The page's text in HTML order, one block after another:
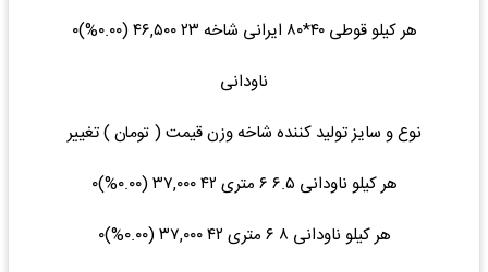
هر کیلو قوطی ۴۰*۸۰ ایرانی شاخه ۲۳ ۴۶,۵۰۰ (۰.۰۰%)۰
ناودانی
نوع و سایز تولید کننده شاخه وزن قیمت ( تومان ) تغییر
هر کیلو ناودانی ۶.۵ ۶ متری ۴۲ ۳۷,۰۰۰ (۰.۰۰%)۰
هر کیلو ناودانی ۸ ۶ متری ۴۲ ۳۷,۰۰۰ (۰.۰۰%)۰